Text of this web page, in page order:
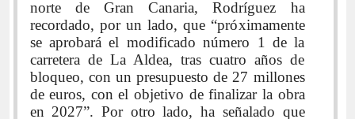
norte de Gran Canaria, Rodríguez ha
recordado, por un lado, que “próximamente
se aprobará el modificado número 1 de la
carretera de La Aldea, tras cuatro años de
bloqueo, con un presupuesto de 27 millones
de euros, con el objetivo de finalizar la obra
en 2027”. Por otro lado, ha señalado que